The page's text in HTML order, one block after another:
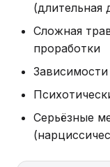
(длительная
Сложная
проработки
Серьёзные